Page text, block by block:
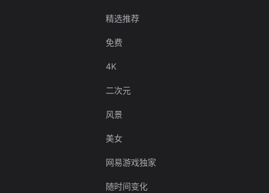
精选推荐
免费
4K
二次元
风景
美女
网易游戏独家
随时间变化